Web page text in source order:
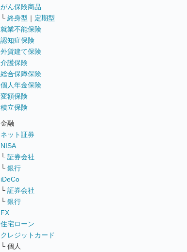
がん保険商品
└ 終身型 ｜ 定期型
就業不能保険
認知症保険
外貨建て保険
介護保険
総合保障保険
個人年金保険
変額保険
積立保険
金融
ネット証券
NISA
└ 証券会社
└ 銀行
iDeCo
└ 証券会社
└ 銀行
FX
住宅ローン
クレジットカード
└ 個人